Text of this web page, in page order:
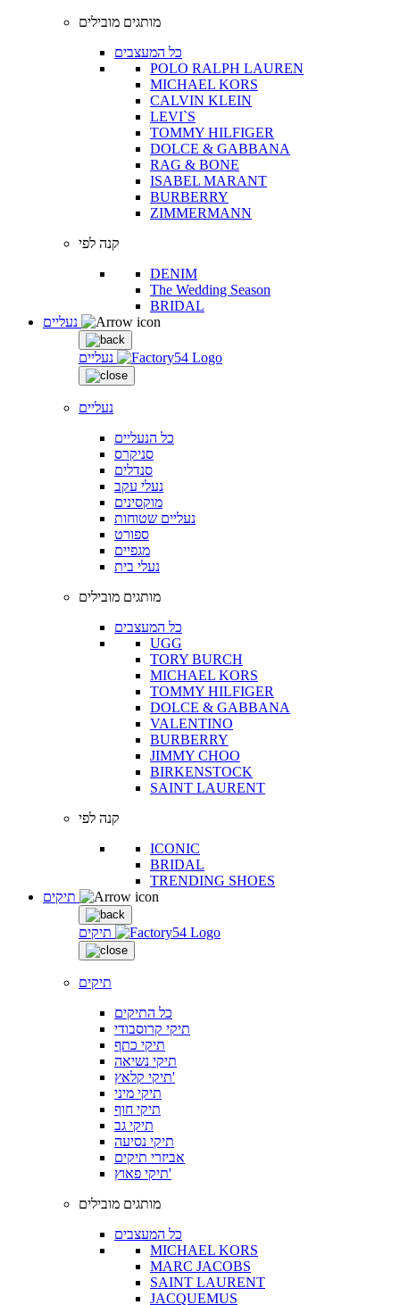
מותגים מובילים
כל המעצבים
POLO RALPH LAUREN
MICHAEL KORS
CALVIN KLEIN
LEVI`S
TOMMY HILFIGER
DOLCE & GABBANA
RAG & BONE
ISABEL MARANT
BURBERRY
ZIMMERMANN
קנה לפי
DENIM
The Wedding Season
BRIDAL
נעליים
נעליים
כל הנעליים
סניקרס
סנדלים
נעלי עקב
מוקסינים
נעליים שטוחות
ספורט
מגפיים
נעלי בית
מותגים מובילים
כל המעצבים
UGG
TORY BURCH
MICHAEL KORS
TOMMY HILFIGER
DOLCE & GABBANA
VALENTINO
BURBERRY
JIMMY CHOO
BIRKENSTOCK
SAINT LAURENT
קנה לפי
ICONIC
BRIDAL
TRENDING SHOES
תיקים
תיקים
כל התיקים
תיקי קרוסבודי
תיקי כתף
תיקי נשיאה
תיקי קלאץ'
תיקי מיני
תיקי חוף
תיקי גב
תיקי נסיעה
אביזרי תיקים
תיקי פאוץ'
מותגים מובילים
כל המעצבים
MICHAEL KORS
MARC JACOBS
SAINT LAURENT
JACQUEMUS